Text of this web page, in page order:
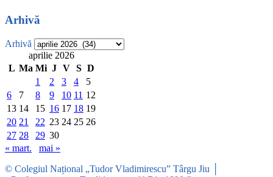
Arhivă
Arhivă
aprilie 2026
L Ma Mi J V S D
1
2 3 4
5
6
7 8 9 10 11 12
13 14 15 16 17 18 19
20 21 22 23 24 25 26
27 28 29 30
« mart.
mai »
© Colegiul Național „Tudor Vladimirescu” Târgu Jiu │